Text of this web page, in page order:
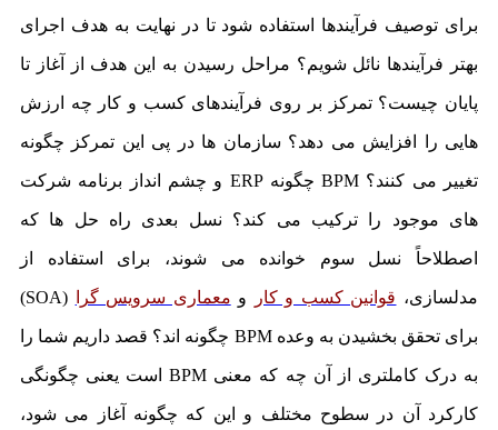
برای توصیف فرآیندها استفاده شود تا در نهایت به هدف اجرای
بهتر فرآیندها نائل شویم؟ مراحل رسیدن به این هدف از آغاز تا
پایان چیست؟ تمرکز بر روی فرآیندهای کسب و کار چه ارزش
هایی را افزایش می دهد؟ سازمان ها در پی این تمرکز چگونه
تغییر می کنند؟ BPM چگونه ERP و چشم انداز برنامه شرکت
های موجود را ترکیب می کند؟ نسل بعدی راه حل ها که
اصطلاحاً نسل سوم خوانده می شوند، برای استفاده از
مدلسازی،قوانین کسب و کارومعماری سرویس گرا (SOA)
برای تحقق بخشیدن به وعده BPM چگونه اند؟ قصد داریم شما را
به درک کاملتری از آن چه که معنی BPM است یعنی چگونگی
کارکرد آن در سطوح مختلف و این که چگونه آغاز می شود،